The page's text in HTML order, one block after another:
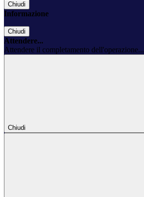
Chiudi
Informazione
Chiudi
Attendere...
Attendere il completamento dell'operazione...
Chiudi